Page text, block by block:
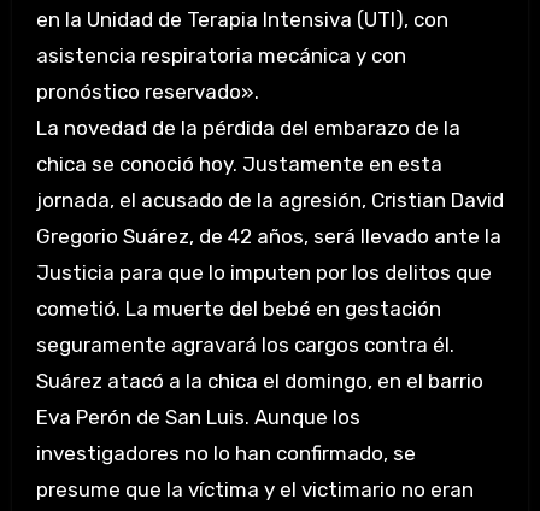
en la Unidad de Terapia Intensiva (UTI), con
asistencia respiratoria mecánica y con
pronóstico reservado».
La novedad de la pérdida del embarazo de la
chica se conoció hoy. Justamente en esta
jornada, el acusado de la agresión, Cristian David
Gregorio Suárez, de 42 años, será llevado ante la
Justicia para que lo imputen por los delitos que
cometió. La muerte del bebé en gestación
seguramente agravará los cargos contra él.
Suárez atacó a la chica el domingo, en el barrio
Eva Perón de San Luis. Aunque los
investigadores no lo han confirmado, se
presume que la víctima y el victimario no eran